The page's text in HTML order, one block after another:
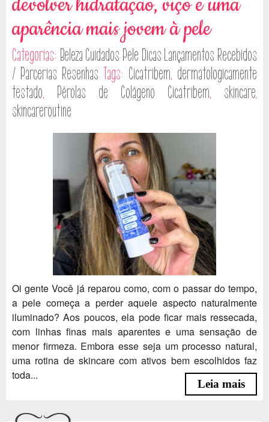
aparência mais jovem à pele
Categorias: Beleza Cuidados Pele Dicas Lançamentos Recebidos
/ Parcerias Resenhas Tags: Cicatribem, dermatologicamente
testado, Pérolas de Colágeno Cicatribem, skincare,
skincareroutine
Oi gente Você já reparou como, com o passar do tempo,
a pele começa a perder aquele aspecto naturalmente
iluminado? Aos poucos, ela pode ficar mais ressecada,
com linhas finas mais aparentes e uma sensação de
menor firmeza. Embora esse seja um processo natural,
uma rotina de skincare com ativos bem escolhidos faz
toda...
Leia mais